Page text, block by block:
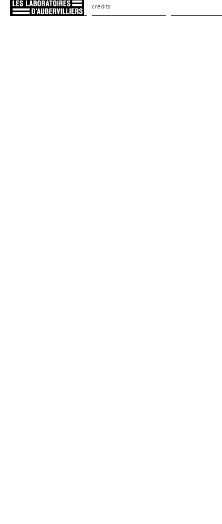
crédits